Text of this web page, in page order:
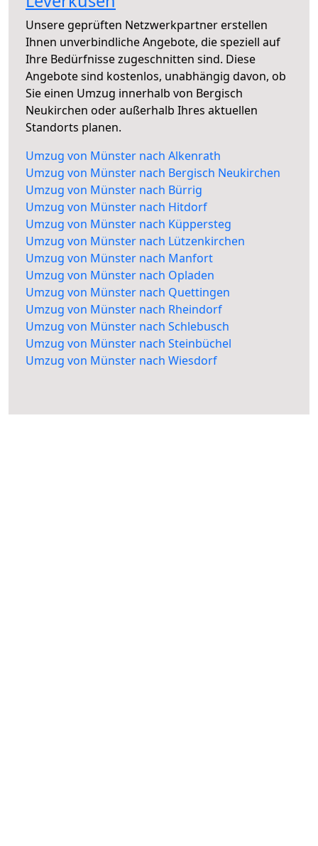
Unsere geprüften Netzwerkpartner erstellen
Ihnen unverbindliche Angebote, die speziell auf
Ihre Bedürfnisse zugeschnitten sind. Diese
Angebote sind kostenlos, unabhängig davon, ob
Sie einen Umzug innerhalb von Bergisch
Neukirchen oder außerhalb Ihres aktuellen
Standorts planen.
Umzug von Münster nach Alkenrath
Umzug von Münster nach Bergisch Neukirchen
Umzug von Münster nach Bürrig
Umzug von Münster nach Hitdorf
Umzug von Münster nach Küppersteg
Umzug von Münster nach Lützenkirchen
Umzug von Münster nach Manfort
Umzug von Münster nach Opladen
Umzug von Münster nach Quettingen
Umzug von Münster nach Rheindorf
Umzug von Münster nach Schlebusch
Umzug von Münster nach Steinbüchel
Umzug von Münster nach Wiesdorf